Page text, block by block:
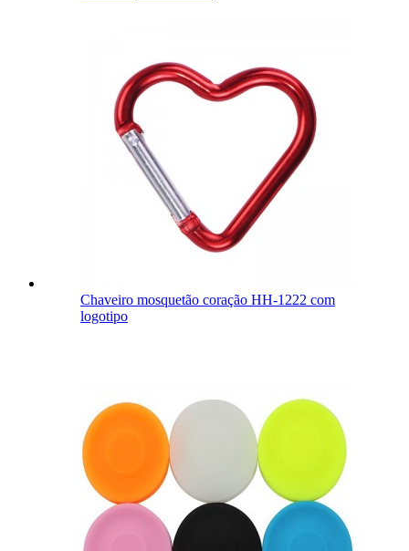
Chaveiro mosquetão coração HH-1222 com
logotipo